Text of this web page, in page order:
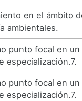
en el ámbito
ambientales.
punto focal en un
especialización.7.
punto focal en un
especialización.7.